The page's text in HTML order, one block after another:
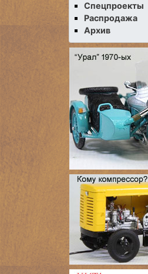
Спецпроекты
Распродажа
Архив